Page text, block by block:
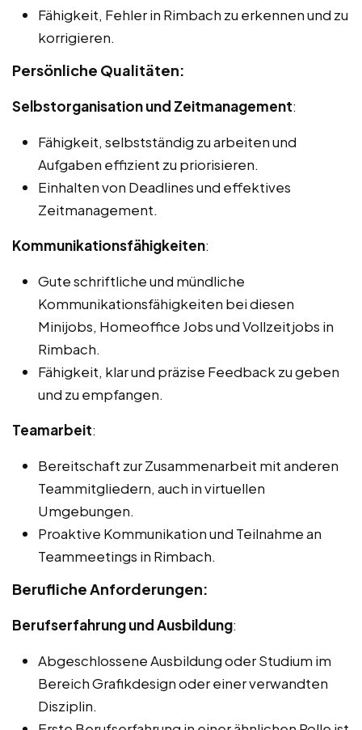
Fähigkeit, Fehler in Rimbach zu erkennen und zu
korrigieren.
Persönliche Qualitäten:
Selbstorganisation und Zeitmanagement:
Fähigkeit, selbstständig zu arbeiten und
Aufgaben effizient zu priorisieren.
Einhalten von Deadlines und effektives
Zeitmanagement.
Kommunikationsfähigkeiten:
Gute schriftliche und mündliche
Kommunikationsfähigkeiten bei diesen
Minijobs, Homeoffice Jobs und Vollzeitjobs in
Rimbach.
Fähigkeit, klar und präzise Feedback zu geben
und zu empfangen.
Teamarbeit:
Bereitschaft zur Zusammenarbeit mit anderen
Teammitgliedern, auch in virtuellen
Umgebungen.
Proaktive Kommunikation und Teilnahme an
Teammeetings in Rimbach.
Berufliche Anforderungen:
Berufserfahrung und Ausbildung:
Abgeschlossene Ausbildung oder Studium im
Bereich Grafikdesign oder einer verwandten
Disziplin.